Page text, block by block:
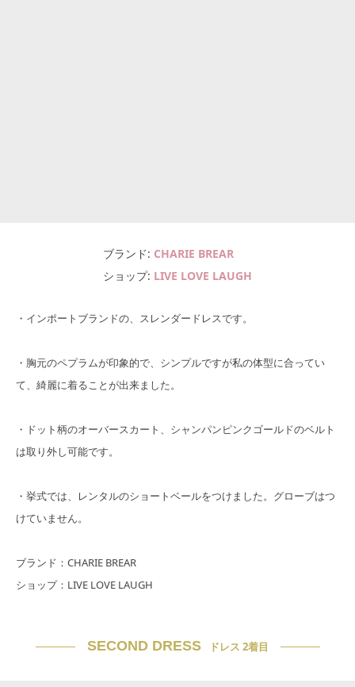
ブランド CHARIE BREAR
ショップ LIVE LOVE LAUGH
・インポートブランドの、スレンダードレスです。
・胸元のペプラムが印象的で、シンプルですが私の体型に合ってい
て、綺麗に着ることが出来ました。
・ドット柄のオーバースカート、シャンパンピンクゴールドのベルト
は取り外し可能です。
・挙式では、レンタルのショートベールをつけました。グローブはつ
けていません。
ブランド：CHARIE BREAR
ショップ：LIVE LOVE LAUGH
SECOND DRESS ドレス 2着目